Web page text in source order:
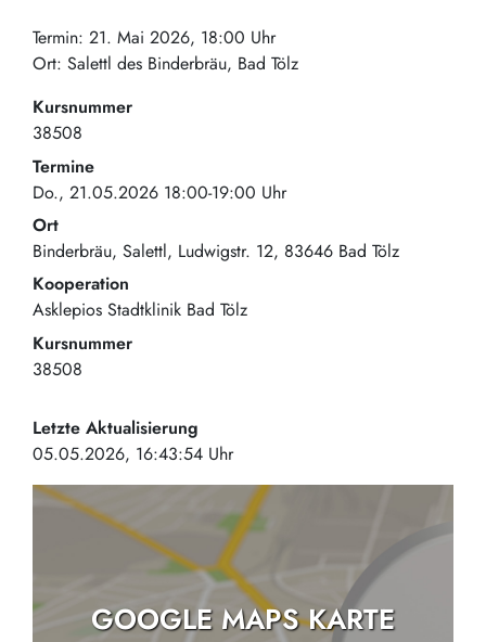
Termin: 21. Mai 2026, 18:00 Uhr
Ort: Salettl des Binderbräu, Bad Tölz
Kursnummer
38508
Termine
Do., 21.05.2026 18:00-19:00 Uhr
Ort
Binderbräu, Salettl Ludwigstr. 12 83646 Bad Tölz
Kooperation
Asklepios Stadtklinik Bad Tölz
Kursnummer
38508
Letzte Aktualisierung
05.05.2026, 16:43:54 Uhr
GOOGLE MAPS KARTE